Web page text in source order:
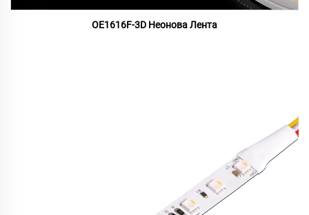
OE1616F-3D Неонова Лента